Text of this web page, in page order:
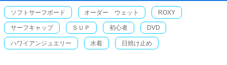
ソフトサーフボード オーダー ウェット ROXY
サーフキャップ ＳＵＰ 初心者 DVD
ハワイアンジュエリー 水着 日焼け止め